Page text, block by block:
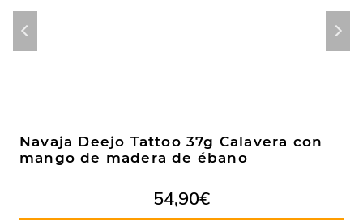
Navaja Deejo Tattoo 37g Calavera con
mango de madera de ébano
54,90€